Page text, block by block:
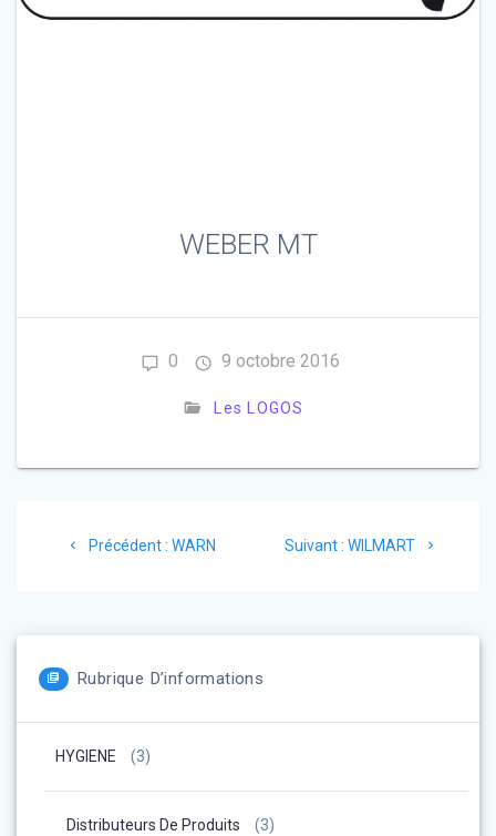
WEBER MT
0 9 octobre 2016
Les LOGOS
Précédent : Article
WARN Suivant : Article
WILMART
Rubrique D’informations
HYGIENE (3)
Distributeurs De Produits (3)